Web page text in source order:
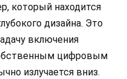
который находится
дизайна. Это
включения
цифровым
излучается вниз.